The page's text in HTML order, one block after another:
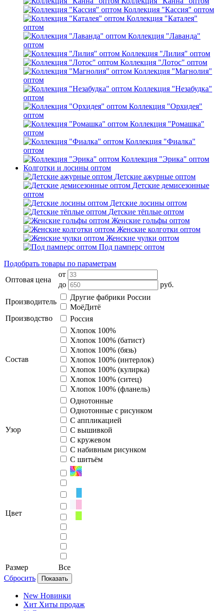
Коллекция "Кассия" оптом
Коллекция "Каталея"
оптом
Коллекция "Лаванда"
оптом
Коллекция "Лилия" оптом
Коллекция "Лотос" оптом
Коллекция "Магнолия"
оптом
Коллекция "Незабудка"
оптом
Коллекция "Орхидея"
оптом
Коллекция "Ромашка"
оптом
Коллекция "Фиалка"
оптом
Коллекция "Эрика" оптом
Колготки и лосины оптом
Детские ажурные оптом
Детские демисезонные
оптом
Детские лосины оптом
Детские тёплые оптом
Женские гольфы оптом
Женские колготки оптом
Женские чулки оптом
Под памперс оптом
Подобрать товары по параметрам
Оптовая цена
от
до
руб.
Производитель
Другие фабрики России
МоёДитё
Производство
Россия
Состав
Хлопок 100%
Хлопок 100% (батист)
Хлопок 100% (бязь)
Хлопок 100% (интерлок)
Хлопок 100% (кулирка)
Хлопок 100% (ситец)
Хлопок 100% (фланель)
Узор
Однотонные
Однотонные с рисунком
С аппликацией
С вышивкой
С кружевом
С набивным рисунком
С шитьём
Цвет
Размер
Все
Сбросить
Показать
New Новинки
Хит Хиты продаж